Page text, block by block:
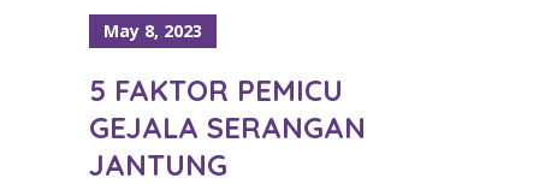
May 8, 2023
5 FAKTOR PEMICU
GEJALA SERANGAN
JANTUNG